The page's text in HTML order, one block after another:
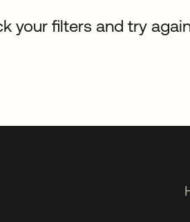
your filters and try